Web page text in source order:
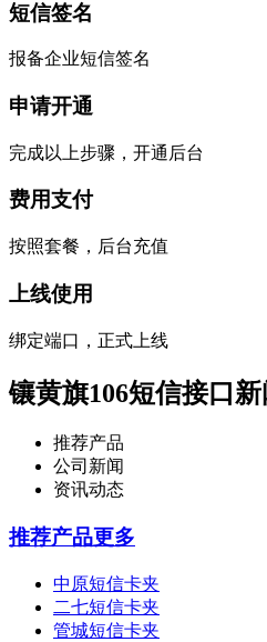
短信签名
报备企业短信签名
申请开通
完成以上步骤，开通后台
费用支付
按照套餐，后台充值
上线使用
绑定端口，正式上线
镶黄旗106短信接口
推荐产品
公司新闻
资讯动态
推荐产品更多
中原短信卡夹
二七短信卡夹
管城短信卡夹